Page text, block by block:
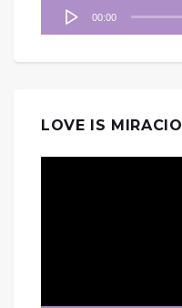
00:00
LOVE IS MIRACIO